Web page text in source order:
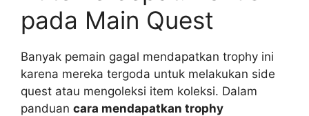
pada Main Quest
Banyak pemain gagal mendapatkan trophy ini
karena mereka tergoda untuk melakukan side
quest atau mengoleksi item koleksi. Dalam
panduan cara mendapatkan trophy